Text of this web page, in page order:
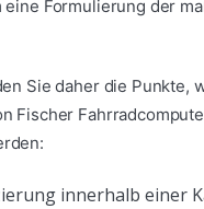
eine Formulierung der
Sie daher die Punkte,
Fischer
innerhalb einer